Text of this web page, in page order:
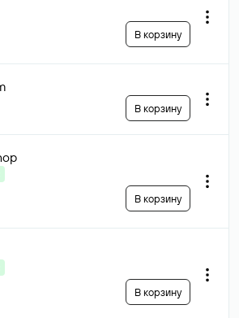
В корзину
В корзину
В корзину
В корзину